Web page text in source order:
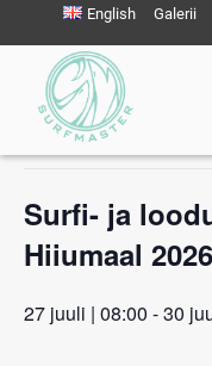
sisu
juurde
English Galerii
« All Events
This event has
Surfi- ja
Hiiumaal
27 juuli | 08:00 -30